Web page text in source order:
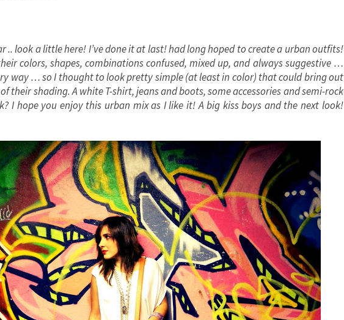
.. look a littlehere!I’ve done itat last!had longhoped tocreate a urbanoutfits!
colors, shapes, combinationsconfused, mixed up, and always suggestive …
way …so I thoughttolookpretty simple(at least in color) thatcouldbring out
theirshading.A white T-shirt,jeansandboots,some accessoriesandsemi-rock
? I hope you enjoy this urban mix as I like it! A big kiss boys and the next look!